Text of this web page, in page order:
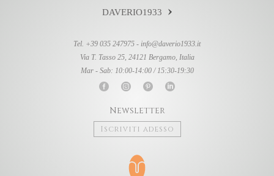
DAVERIO1933
Tel. +39 035 247975 - info@daverio1933.it
Via T. Tasso 25, 24121 Bergamo, Italia
Mar - Sab: 10:00-14:00 / 15:30-19:30
Newsletter
Iscriviti adesso